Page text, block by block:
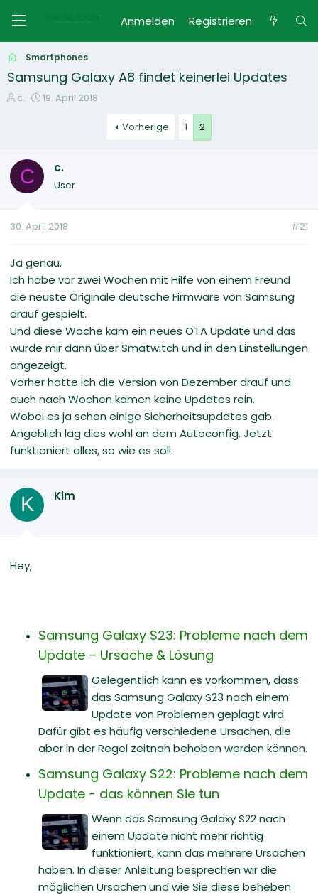
Anmelden Registrieren
Smartphones
Samsung Galaxy A8 findet keinerlei Updates
E
e
c.
E
l
l
m
19. April 2018
Vorherige 1 2
C c.
User
30. April 2018 #21
Ja genau.
Ich habe vor zwei Wochen mit Hilfe von einem Freund
die neuste Originale deutsche Firmware von Samsung
drauf gespielt.
Und diese Woche kam ein neues OTA Update und das
wurde mir dann über Smatwitch und in den Einstellungen
angezeigt.
Vorher hatte ich die Version von Dezember drauf und
auch nach Wochen kamen keine Updates rein.
Wobei es ja schon einige Sicherheitsupdates gab.
Angeblich lag dies wohl an dem Autoconfig. Jetzt
funktioniert alles, so wie es soll.
K Kim
Hey,
Samsung Galaxy S23: Probleme nach dem
Update – Ursache & Lösung
Gelegentlich kann es vorkommen, dass
das Samsung Galaxy S23 nach einem
Update von Problemen geplagt wird.
Dafür gibt es häufig verschiedene Ursachen, die
aber in der Regel zeitnah behoben werden können.
Samsung Galaxy S22: Probleme nach dem
Update - das können Sie tun
Wenn das Samsung Galaxy S22 nach
einem Update nicht mehr richtig
funktioniert, kann das mehrere Ursachen
haben. In dieser Anleitung besprechen wir die
möglichen Ursachen und wie Sie diese beheben